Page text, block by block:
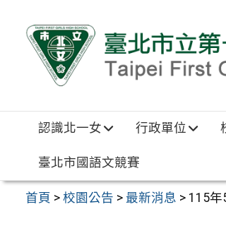
認識北一女 行政單位
臺北市國語文競賽
首頁 >校園公告 > 最新消息 > 115年